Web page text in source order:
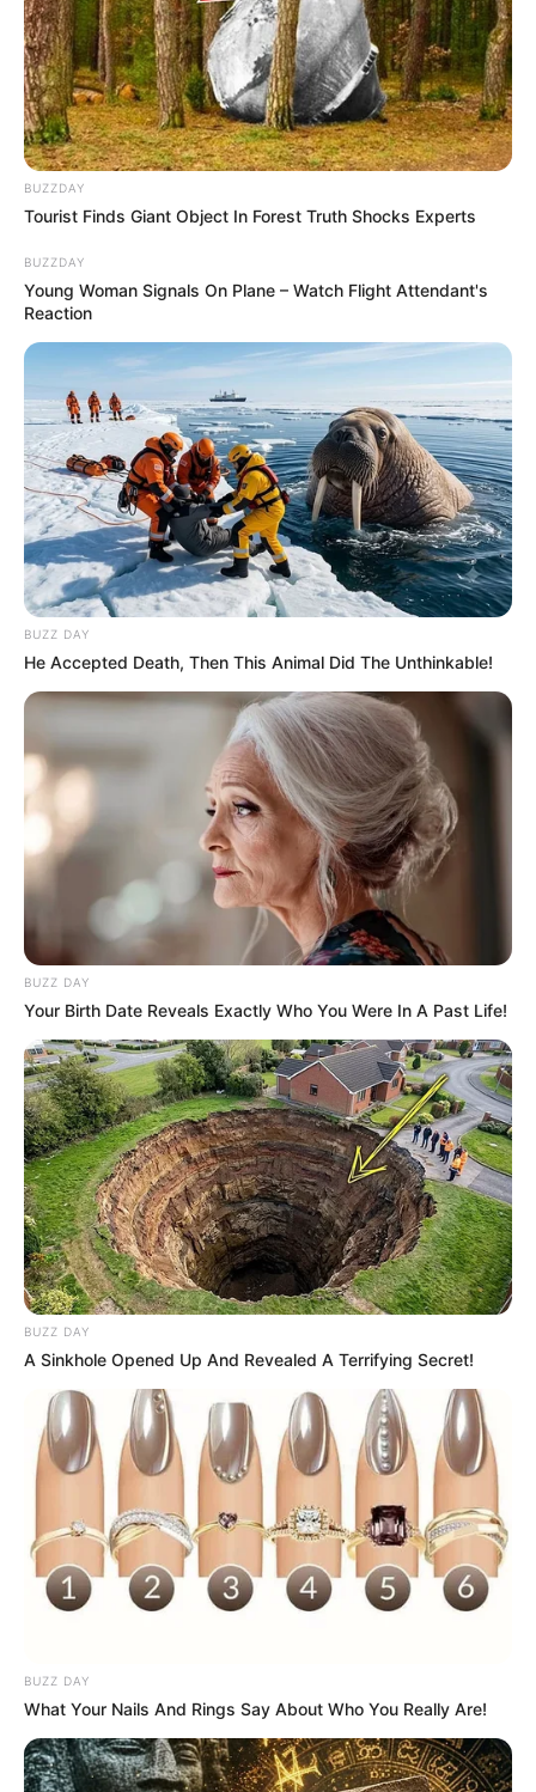
BUZZDAY
Tourist Finds Giant Object In Forest Truth Shocks Experts
BUZZDAY
Young Woman Signals On Plane – Watch Flight Attendant's
Reaction
BUZZ DAY
He Accepted Death, Then This Animal Did The Unthinkable!
BUZZ DAY
Your Birth Date Reveals Exactly Who You Were In A Past Life!
BUZZ DAY
A Sinkhole Opened Up And Revealed A Terrifying Secret!
BUZZ DAY
What Your Nails And Rings Say About Who You Really Are!